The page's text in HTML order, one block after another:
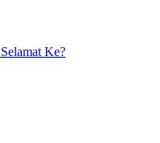
Ke?